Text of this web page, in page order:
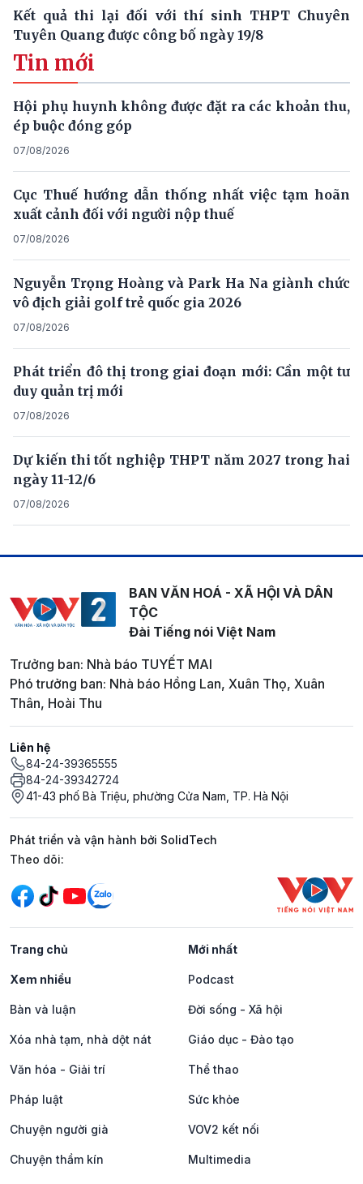
Kết quả thi lại đối với thí sinh THPT Chuyên
Tuyên Quang được công bố ngày 19/8
Tin mới
Hội phụ huynh không được đặt ra các khoản thu,
ép buộc đóng góp
07/08/2026
Cục Thuế hướng dẫn thống nhất việc tạm hoãn
xuất cảnh đối với người nộp thuế
07/08/2026
Nguyễn Trọng Hoàng và Park Ha Na giành chức
vô địch giải golf trẻ quốc gia 2026
07/08/2026
Phát triển đô thị trong giai đoạn mới: Cần một tư
duy quản trị mới
07/08/2026
Dự kiến thi tốt nghiệp THPT năm 2027 trong hai
ngày 11-12/6
07/08/2026
BAN VĂN HOÁ - XÃ HỘI VÀ DÂN
TỘC
Đài Tiếng nói Việt Nam
Trưởng ban: Nhà báo TUYẾT MAI
Phó trưởng ban: Nhà báo Hồng Lan, Xuân Thọ, Xuân
Thân, Hoài Thu
Liên hệ
84-24-39365555
84-24-39342724
41-43 phố Bà Triệu, phường Cửa Nam, TP. Hà Nội
Phát triển và vận hành bởi SolidTech
Mạng xã hội
Theo dõi:
Trang chủ Mới nhất
Xem nhiều Podcast
Bàn và luận Đời sống - Xã hội
Xóa nhà tạm, nhà dột nát Giáo dục - Đào tạo
Văn hóa - Giải trí Thể thao
Pháp luật Sức khỏe
Chuyện người già VOV2 kết nối
Chuyện thầm kín Multimedia